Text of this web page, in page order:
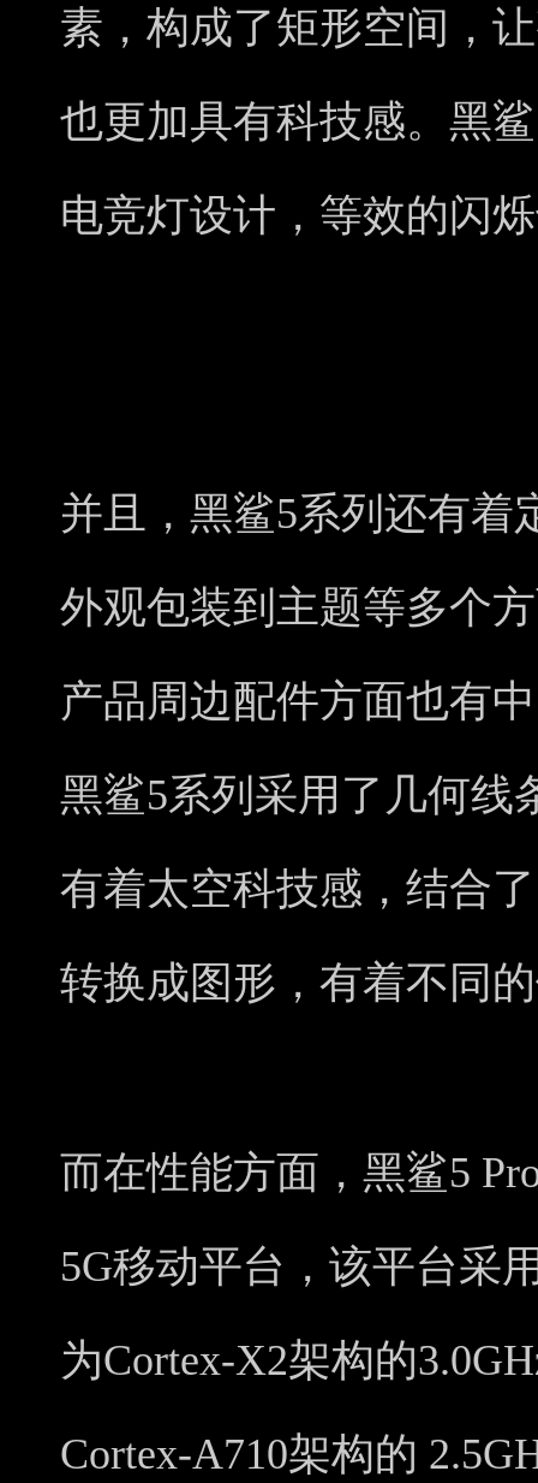
素，构成了矩形空间，
也更加具有科技感。黑
电竞灯设计，等效的闪
并且，黑鲨5系列还有着
外观包装到主题等多个
产品周边配件方面也有
黑鲨5系列采用了几何线
有着太空科技感，结合
转换成图形，有着不同
而在性能方面，黑鲨5
5G移动平台，该平台采
为Cortex-X2架构的
Cortex-A710架构的